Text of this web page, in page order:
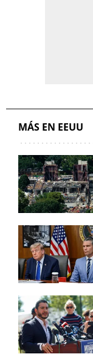
MÁS EN EEUU